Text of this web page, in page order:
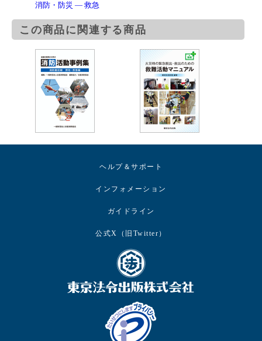
消防・防災 ― 救急
この商品に関連する商品
ヘルプ＆サポート
インフォメーション
ガイドライン
公式X（旧Twitter）